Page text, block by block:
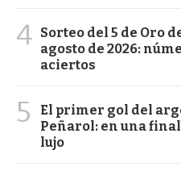
4 Sorteo del 5 de Oro
agosto de 2026:
aciertos
5
El primer gol del
Peñarol: en una
lujo